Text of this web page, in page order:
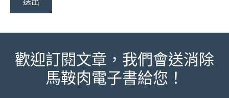
歡迎訂閱文章，我們會送消除
馬鞍肉電子書給您！